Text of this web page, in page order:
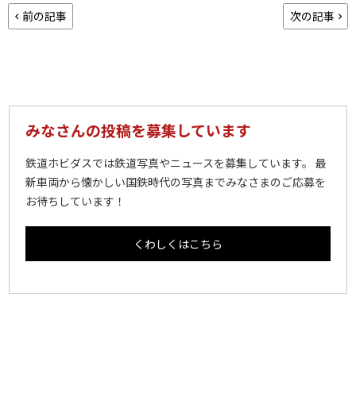
前の記事 次の記事
みなさんの投稿を募集しています
鉄道ホビダスでは鉄道写真やニュースを募集しています。 最
新車両から懐かしい国鉄時代の写真までみなさまのご応募を
お待ちしています！
くわしくはこちら